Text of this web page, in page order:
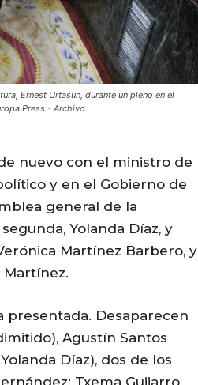
Ernest Urtasun, durante un pleno en el
Press - Archivo
nuevo con el ministro de
y en el Gobierno de
general de la
Yolanda Díaz, y
Martínez Barbero, y
Martínez.
presentada. Desaparecen
Agustín Santos
Díaz), dos de los